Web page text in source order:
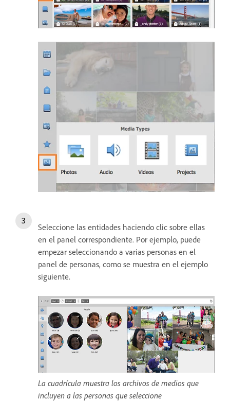
Seleccione las entidades haciendo clic sobre ellas
en el panel correspondiente. Por ejemplo, puede
empezar seleccionando a varias personas en el
panel de personas, como se muestra en el ejemplo
siguiente.
La cuadrícula muestra los archivos de medios que
incluyen a las personas que seleccione